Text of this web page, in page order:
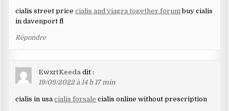
cialis street pricecialis and viagra together forum buy cialis
in davenport fl
Répondre
EwxrtKeeda dit :
19/09/2022 à 14 h 17 min
cialis in usacialis forsale cialis online without prescription